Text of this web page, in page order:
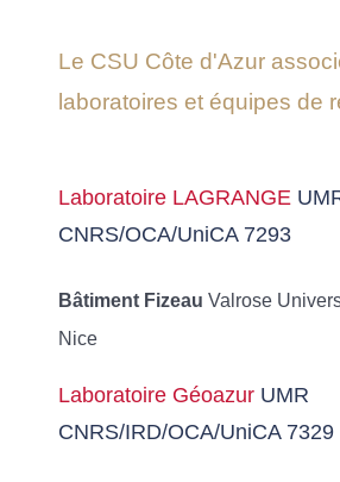
Le CSU Côte d'Azur
laboratoires et équipes de
Laboratoire LAGRANGE
CNRS/OCA/UniCA 7293
Bâtiment Fizeau Valrose
Nice
Laboratoire Géoazur UMR
CNRS/IRD/OCA/UniCA 7329